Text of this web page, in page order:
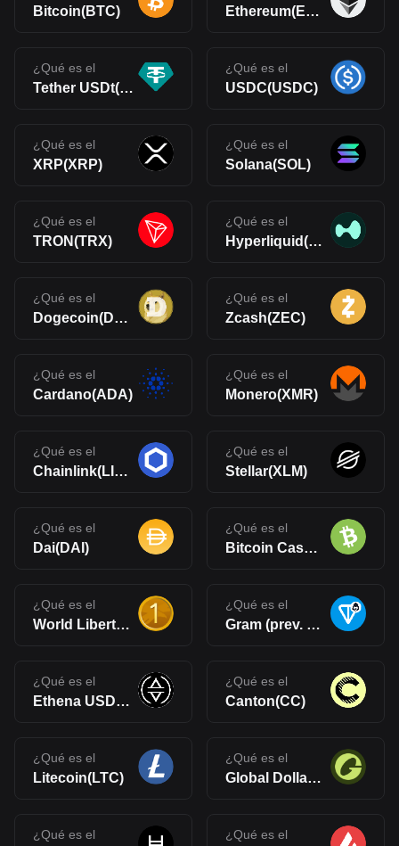
Bitcoin(BTC) Ethereum(ETH)
¿Qué es el
Tether USDt(USDT)
¿Qué es el
USDC(USDC)
¿Qué es el
XRP(XRP)
¿Qué es el
Solana(SOL)
¿Qué es el
TRON(TRX)
¿Qué es el
Hyperliquid(HYPE)
¿Qué es el
Dogecoin(DOGE)
¿Qué es el
Zcash(ZEC)
¿Qué es el
Cardano(ADA)
¿Qué es el
Monero(XMR)
¿Qué es el
Chainlink(LINK)
¿Qué es el
Stellar(XLM)
¿Qué es el
Dai(DAI)
¿Qué es el
Bitcoin Cash(BCH)
¿Qué es el
World Liberty Financial USD(USD1)
¿Qué es el
Gram (prev. Toncoin)(GRAM)
¿Qué es el
Ethena USDe(USDe)
¿Qué es el
Canton(CC)
¿Qué es el
Litecoin(LTC)
¿Qué es el
Global Dollar(USDG)
¿Qué es el ¿Qué es el